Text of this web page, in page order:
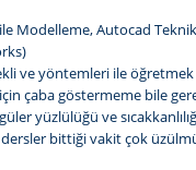
Modelleme, Autocad
ve yöntemleri ile
çaba göstermeme bile
güler yüzlülüğü ve
bittiği vakit çok